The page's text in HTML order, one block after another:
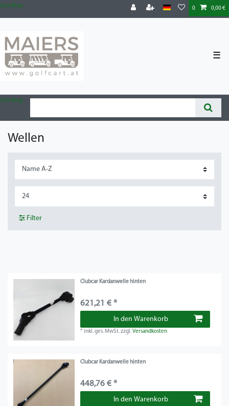
Zum Blog 0 0,00 €
☰
Zum Blog
Wellen
Filter
Clubcar Kardanwelle hinten
621,21 € *
In den Warenkorb
*inkl. ges. MwSt.zzgl.Versandkosten
Clubcar Kardanwelle hinten
448,76 € *
In den Warenkorb